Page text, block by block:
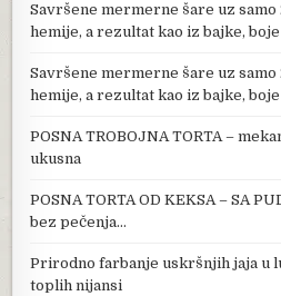
Savršene mermerne šare uz
hemije, a rezultat kao iz bajke,
Savršene mermerne šare uz
hemije, a rezultat kao iz bajke,
POSNA TROBOJNA TORTA –
ukusna
POSNA TORTA OD KEKSA – SA
bez pečenja…
Prirodno farbanje uskršnjih jaja u
toplih nijansi